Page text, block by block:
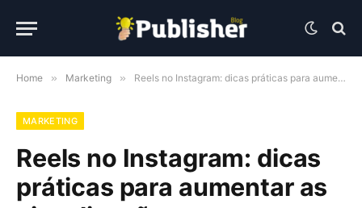
Home » Marketing » Reels no Instagram: dicas práticas para aumentar as visualizações
MARKETING
Reels no Instagram: dicas
práticas para aumentar as